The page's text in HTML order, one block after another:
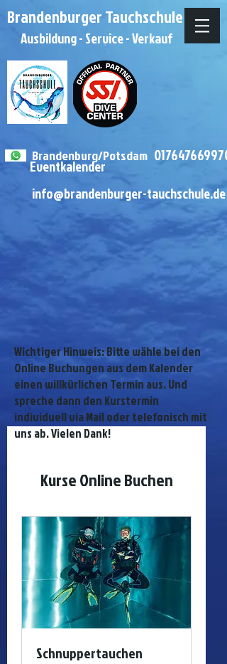
Ausbildung - Service - Verkauf
Brandenburger Tauchschule
Brandenburg/Potsdam 017647669970
info@brandenburger-tauchschule.de
Eventkalender
Kurse Online Buchen
Schnuppertauchen
Wichtiger Hinweis: Bitte wähle bei den
Online Buchungen aus dem Kalender
einen willkürlichen Termin aus. Und
spreche dann den Kurstermin
individuell via Mail oder telefonisch mit
uns ab. Vielen Dank!